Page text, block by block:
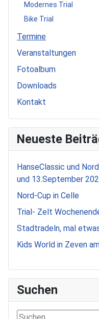
Modernes Trial
Bike Trial
Termine
Veranstaltungen
Fotoalbum
Downloads
Kontakt
Neueste
HanseClassic und
und 13.September
Nord-Cup in Celle
Trial- Zelt
Stadtradeln, mal
Kids World in Zeven
Suchen
Suchen ...